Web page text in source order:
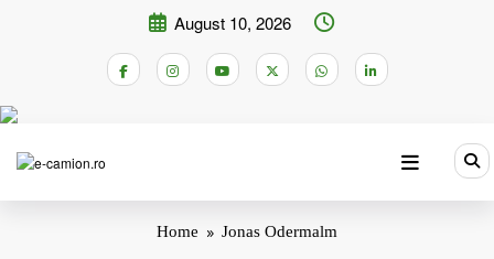
August 10, 2026
Home Jonas Odermalm